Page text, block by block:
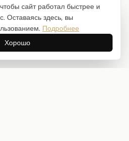
сайт работал быстрее и
Оставаясь здесь, вы
Подробнее
Хорошо